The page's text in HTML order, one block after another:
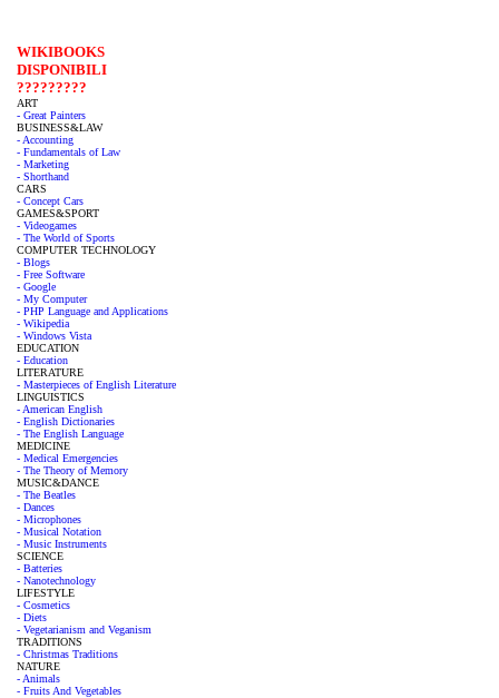
WIKIBOOKS
DISPONIBILI
?????????
ART
- Great Painters
BUSINESS&LAW
- Accounting
- Fundamentals of Law
- Marketing
- Shorthand
CARS
- Concept Cars
GAMES&SPORT
- Videogames
- The World of Sports
COMPUTER TECHNOLOGY
- Blogs
- Free Software
- Google
- My Computer
- PHP Language and Applications
- Wikipedia
- Windows Vista
EDUCATION
- Education
LITERATURE
- Masterpieces of English Literature
LINGUISTICS
- American English
- English Dictionaries
- The English Language
MEDICINE
- Medical Emergencies
- The Theory of Memory
MUSIC&DANCE
- The Beatles
- Dances
- Microphones
- Musical Notation
- Music Instruments
SCIENCE
- Batteries
- Nanotechnology
LIFESTYLE
- Cosmetics
- Diets
- Vegetarianism and Veganism
TRADITIONS
- Christmas Traditions
NATURE
- Animals
- Fruits And Vegetables